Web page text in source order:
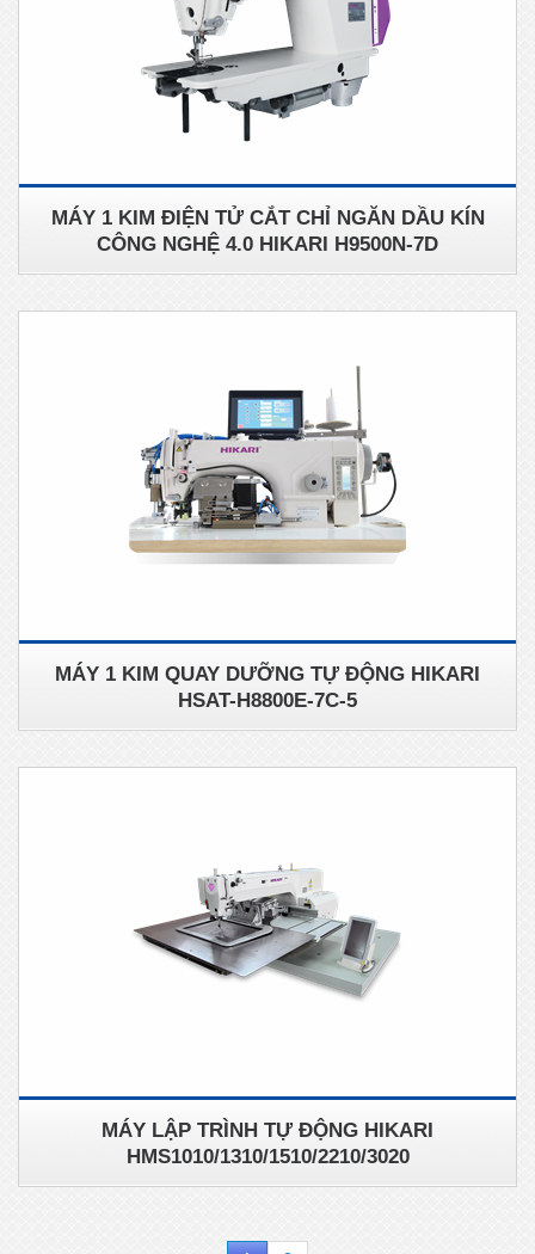
MÁY 1 KIM ĐIỆN TỬ CẮT CHỈ NGĂN DẦU KÍN
CÔNG NGHỆ 4.0 HIKARI H9500N-7D
MÁY 1 KIM QUAY DƯỠNG TỰ ĐỘNG HIKARI
HSAT-H8800E-7C-5
MÁY LẬP TRÌNH TỰ ĐỘNG HIKARI
HMS1010/1310/1510/2210/3020